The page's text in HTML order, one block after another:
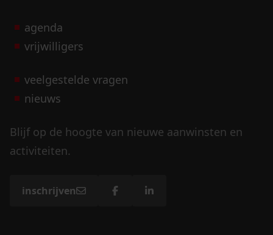
agenda
vrijwilligers
veelgestelde vragen
nieuws
Blijf op de hoogte van nieuwe aanwinsten en
activiteiten.
inschrijven